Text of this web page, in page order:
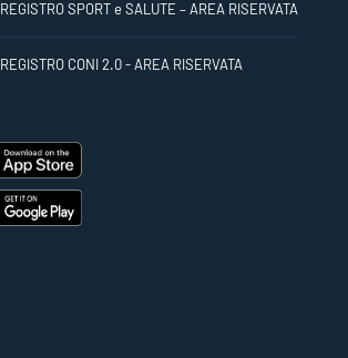
REGISTRO SPORT e SALUTE – AREA RISERVATA
REGISTRO CONI 2.0 - AREA RISERVATA